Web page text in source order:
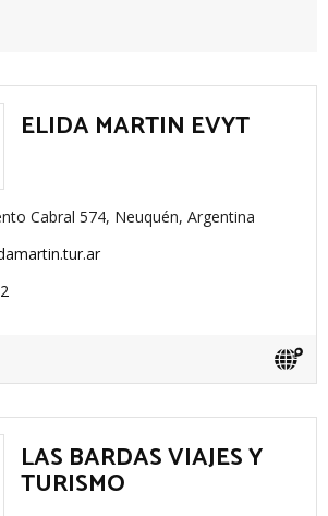
ELIDA MARTIN EVYT
Cabral 574, Neuquén, Argentina
LAS BARDAS VIAJES Y
TURISMO